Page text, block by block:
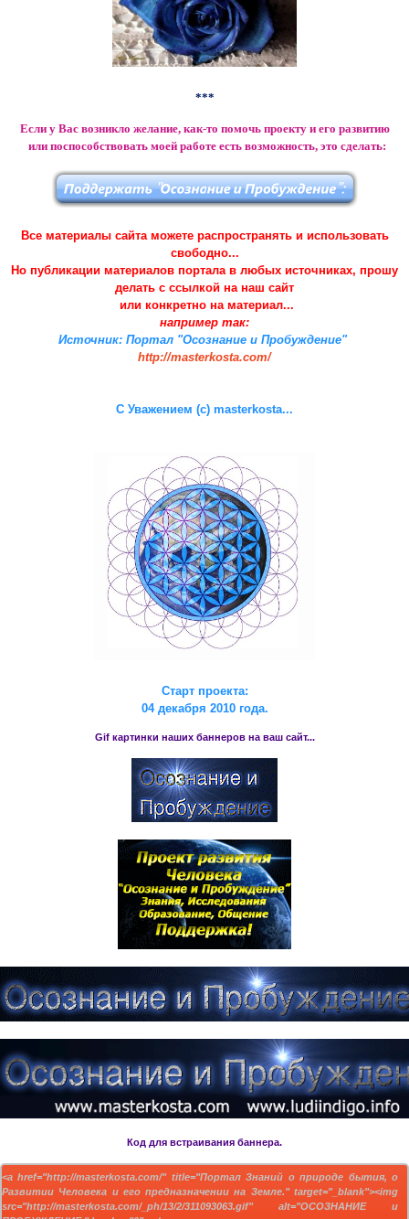
***
Если у Вас возникло желание, как-то помочь проекту и его развитию
или поспособствовать моей работе есть возможность, это сделать:
Все материалы сайта можете распространять и использовать
свободно...
Но публикации материалов портала в любых источниках, прошу
делать с ссылкой на наш сайт
или конкретно на материал...
например так:
Источник: Портал "Осознание и Пробуждение"
http://masterkosta.com/
С Уважением (с) masterkosta...
Старт проекта:
04 декабря 2010 года.
Gif картинки наших баннеров на ваш сайт...
Код для встраивания баннера.
<a href="http://masterkosta.com/" title="Портал Знаний о природе бытия, о
Развитии Человека и его предназначении на Земле." target="_blank"><img
src="http://masterkosta.com/_ph/13/2/311093063.gif" alt="ОСОЗНАНИЕ и